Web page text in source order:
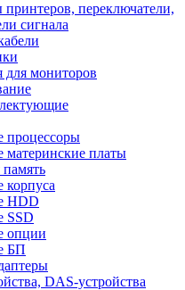
принтеров, переключатели,
сигнала
для мониторов
процессоры
материнские платы
корпуса
HDD
SSD
опции
БП
DAS-устройства